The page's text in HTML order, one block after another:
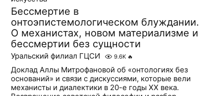
Бессмертие в
онтоэпистемологическом блуждании.
О механистах, новом материализме и
бессмертии без сущности
Уральский филиал ГЦСИ 9.6K 🔥
Доклад Аллы Митрофановой об «онтологиях без
оснований» и связи с дискуссиями, которые вели
механисты и диалектики в 20-е годы XX века.